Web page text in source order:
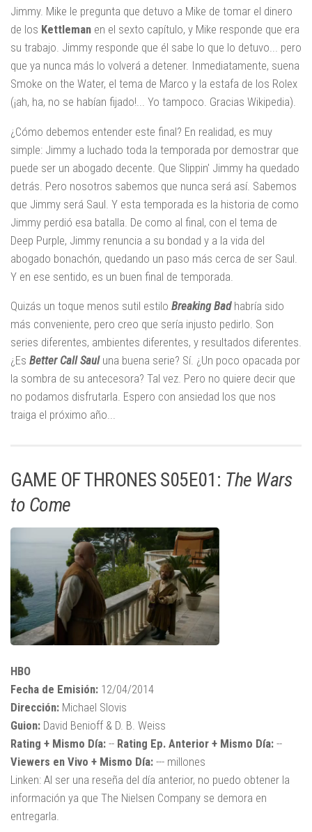
Jimmy. Mike le pregunta que detuvo a Mike de tomar el dinero
de los Kettleman en el sexto capítulo, y Mike responde que era
su trabajo. Jimmy responde que él sabe lo que lo detuvo... pero
que ya nunca más lo volverá a detener. Inmediatamente, suena
Smoke on the Water, el tema de Marco y la estafa de los Rolex
(¡ah, ha, no se habían fijado!... Yo tampoco. Gracias Wikipedia).
¿Cómo debemos entender este final? En realidad, es muy
simple: Jimmy a luchado toda la temporada por demostrar que
puede ser un abogado decente. Que Slippin' Jimmy ha quedado
detrás. Pero nosotros sabemos que nunca será así. Sabemos
que Jimmy será Saul. Y esta temporada es la historia de como
Jimmy perdió esa batalla. De como al final, con el tema de
Deep Purple, Jimmy renuncia a su bondad y a la vida del
abogado bonachón, quedando un paso más cerca de ser Saul.
Y en ese sentido, es un buen final de temporada.
Quizás un toque menos sutil estilo Breaking Bad habría sido
más conveniente, pero creo que sería injusto pedirlo. Son
series diferentes, ambientes diferentes, y resultados diferentes.
¿Es Better Call Sauluna buena serie? Sí. ¿Un poco opacada por
la sombra de su antecesora? Tal vez. Pero no quiere decir que
no podamos disfrutarla. Espero con ansiedad los que nos
traiga el próximo año...
GAME OF THRONES S05E01: The Wars
to Come
HBO
Fecha de Emisión: 12/04/2014
Dirección: Michael Slovis
Guion: David Benioff & D. B. Weiss
Rating + Mismo Día: -- Rating Ep. Anterior + Mismo Día: --
Viewers en Vivo + Mismo Día: --- millones
Linken: Al ser una reseña del día anterior, no puedo obtener la
información ya que The Nielsen Company se demora en
entregarla.